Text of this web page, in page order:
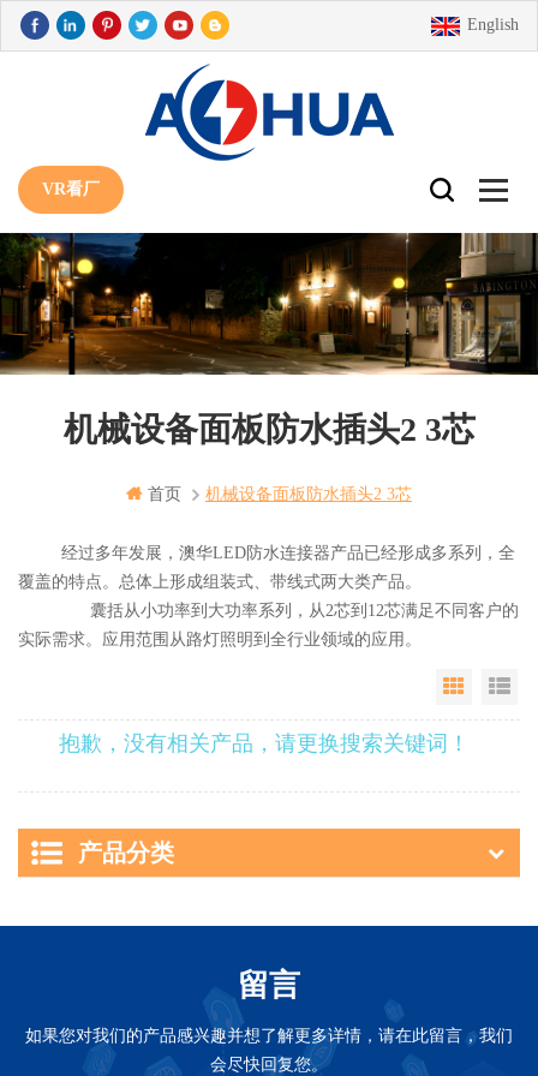
English
VR看厂
机械设备面板防水插头2 3芯
首页 机械设备面板防水插头2 3芯
经过多年发展，澳华LED防水连接器产品已经形成多系列，全
覆盖的特点。总体上形成组装式、带线式两大类产品。
囊括从小功率到大功率系列，从2芯到12芯满足不同客户的
实际需求。应用范围从路灯照明到全行业领域的应用。
Grid
抱歉，没有相关产品，请更换搜索关键词！
产品分类
留言
如果您对我们的产品感兴趣并想了解更多详情，请在此留言，我们
会尽快回复您。